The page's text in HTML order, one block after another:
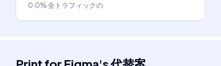
0.0%全トラフィックの